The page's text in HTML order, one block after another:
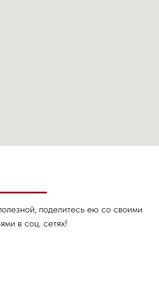
поделитесь ею со своими
в соц. сетях!